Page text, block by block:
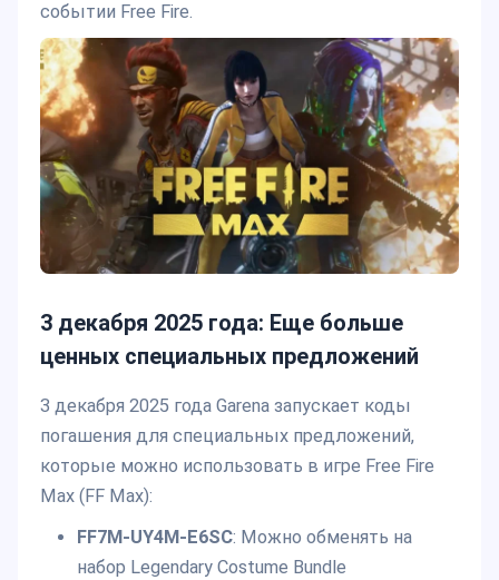
событии Free Fire.
3 декабря 2025 года: Еще больше
ценных специальных предложений
3 декабря 2025 года Garena запускает коды
погашения для специальных предложений,
которые можно использовать в игре Free Fire
Max (FF Max):
FF7M-UY4M-E6SC: Можно обменять на
набор Legendary Costume Bundle